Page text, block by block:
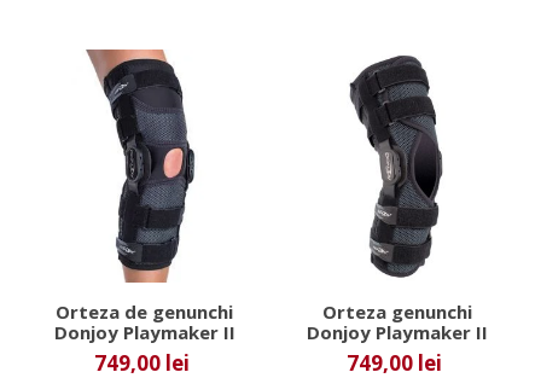
Orteza de genunchi
Donjoy Playmaker II
Spacer
749,00 lei
Orteza genunchi
Donjoy Playmaker II
Wraparound
749,00 lei